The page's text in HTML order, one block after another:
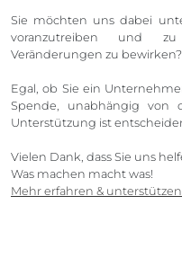
Sie möchten uns dabei
voranzutreiben und
Veränderungen zu bewirken?
Egal, ob Sie ein
Spende, unabhängig von
Unterstützung ist
Vielen Dank, dass Sie uns
Was machen macht was!
Mehr erfahren & unterstützen